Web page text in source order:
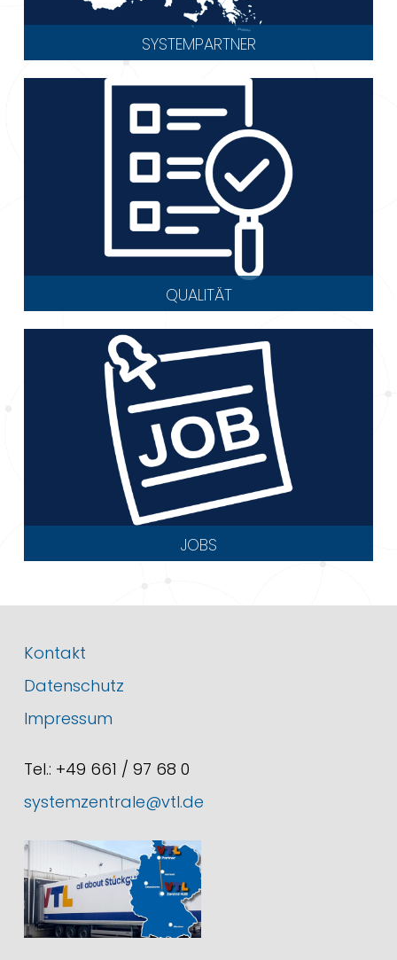
SYSTEMPARTNER
QUALITÄT
JOBS
Kontakt
Datenschutz
Impressum
Tel.: +49 661 / 97 68 0
systemzentrale@vtl.de